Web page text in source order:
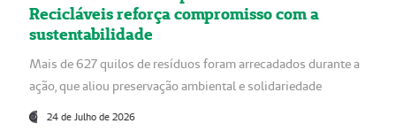
Recicláveis reforça compromisso com a
sustentabilidade
Mais de 627 quilos de resíduos foram arrecadados durante a
ação, que aliou preservação ambiental e solidariedade
24 de Julho de 2026